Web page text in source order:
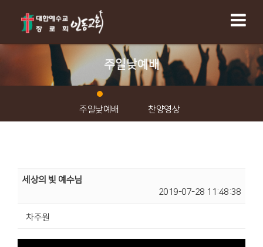
주일낮예배
주일낮예배 찬양영상
세상의 빛 예수님
2019-07-28 11:48:38
차주원